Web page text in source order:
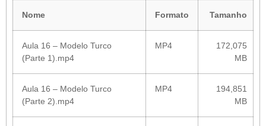
Nome Formato Tamanho
Aula 16 – Modelo Turco
(Parte 1).mp4
MP4
172,075
MB
Aula 16 – Modelo Turco
(Parte 2).mp4
MP4
194,851
MB